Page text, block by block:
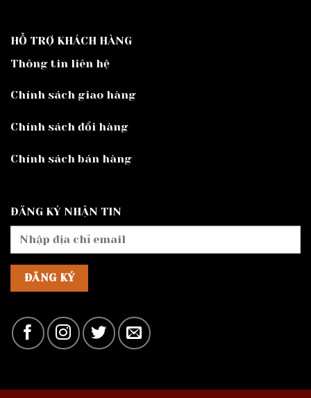
HỖ TRỢ KHÁCH HÀNG
Thông tin liên hệ
Chính sách giao hàng
Chính sách đổi hàng
Chính sách bán hàng
ĐĂNG KÝ NHẬN TIN